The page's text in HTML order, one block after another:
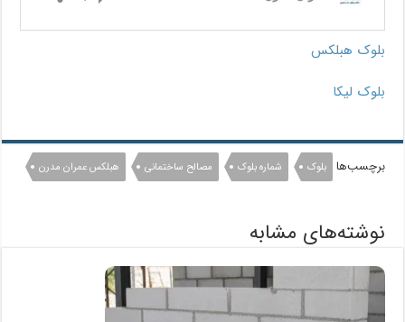
بلوک هبلکس
بلوک لیکا
برچسب‌ها بلوک شماره بلوک مصالح ساختمانی هبلکس عمران مدرن
نوشته‌های مشابه